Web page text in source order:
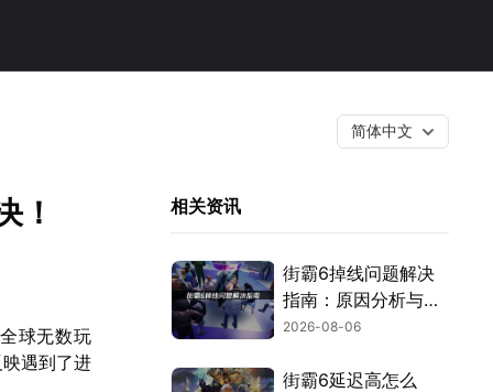
简体中文
！
球无数玩
遇到了进
相关资讯
街霸6掉线问题解决
指南：原因分析与网
络优化技巧！
2026-08-06
街霸6延迟高怎么